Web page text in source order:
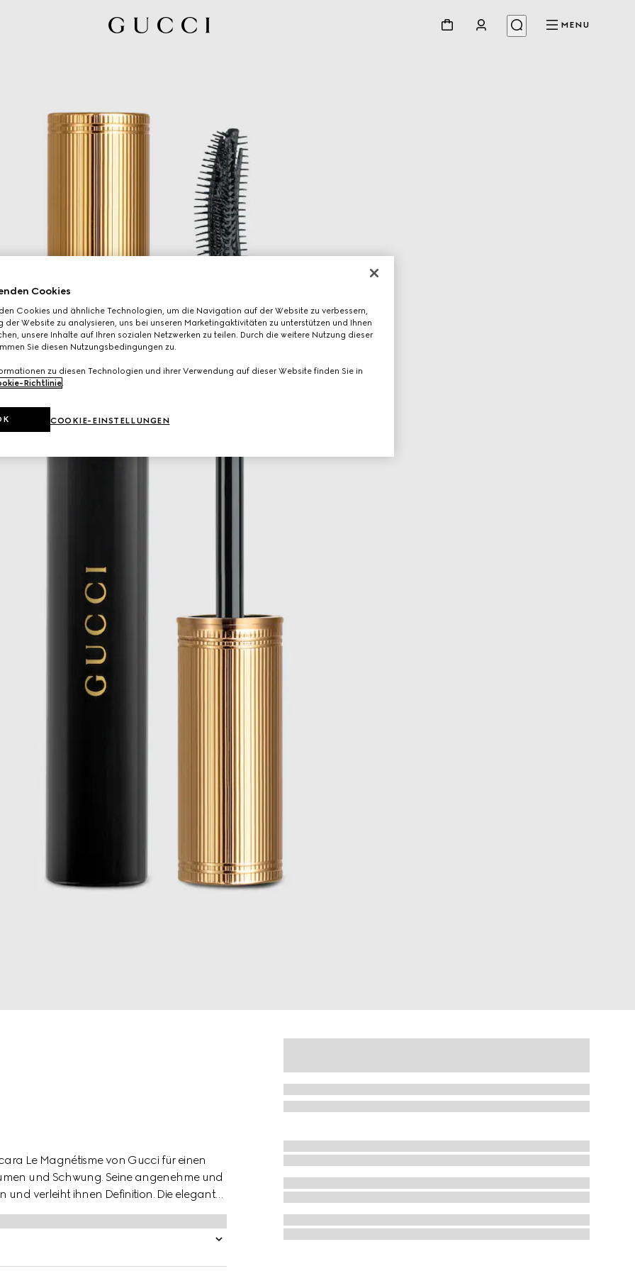
MENU
Le Magnétisme von Gucci für einen
und Schwung. Seine angenehme und
und verleiht ihnen Definition. Die elegante,
Verschluss und dem Gucci Logo
der Begierde wird.
Cookies
Cookies und ähnliche Technologien, um die Navigation auf der Website zu verbessern,
der Website zu analysieren, uns bei unseren Marketingaktivitäten zu unterstützen und Ihnen
unsere Inhalte auf Ihren sozialen Netzwerken zu teilen. Durch die weitere Nutzung dieser
Sie diesen Nutzungsbedingungen zu.
zu diesen Technologien und ihrer Verwendung auf dieser Website finden Sie in
Richtlinie.
COOKIE-EINSTELLUNGEN